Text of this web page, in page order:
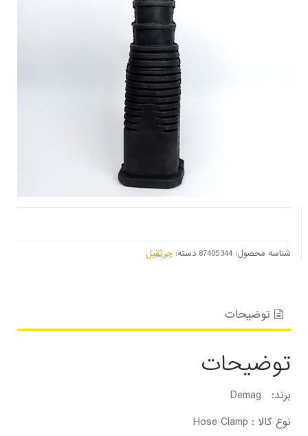
شناسه محصول: 87405344 دسته: جرثقیل
توضیحات
توضیحات
برند: Demag
نوع کالا : Hose Clamp